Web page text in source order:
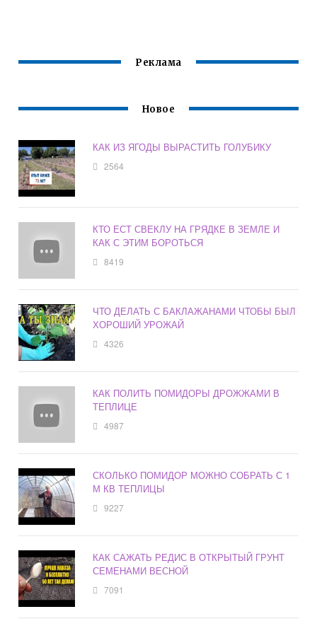
Реклама
Новое
КАК ИЗ ЯГОДЫ ВЫРАСТИТЬ ГОЛУБИКУ
2564
КТО ЕСТ СВЕКЛУ НА ГРЯДКЕ В ЗЕМЛЕ И
КАК С ЭТИМ БОРОТЬСЯ
8419
ЧТО ДЕЛАТЬ С БАКЛАЖАНАМИ ЧТОБЫ БЫЛ
ХОРОШИЙ УРОЖАЙ
4326
КАК ПОЛИТЬ ПОМИДОРЫ ДРОЖЖАМИ В
ТЕПЛИЦЕ
4987
СКОЛЬКО ПОМИДОР МОЖНО СОБРАТЬ С 1
М КВ ТЕПЛИЦЫ
9227
КАК САЖАТЬ РЕДИС В ОТКРЫТЫЙ ГРУНТ
СЕМЕНАМИ ВЕСНОЙ
7091